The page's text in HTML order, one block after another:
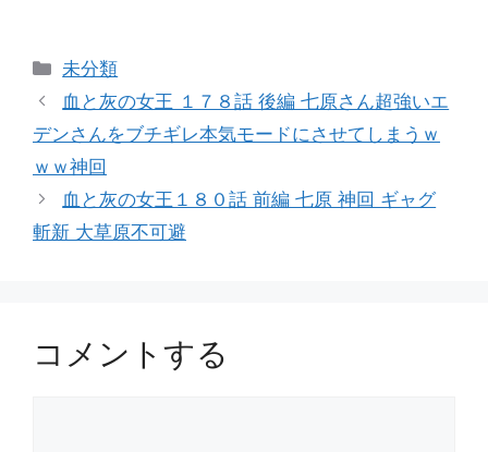
カ
テ
リ
ー
未分類
血と灰の女王 １７８話 後編 七原さん超強いエ
デンさんをブチギレ本気モードにさせてしまうｗ
ｗｗ神回
血と灰の女王１８０話 前編 七原 神回 ギャグ
斬新 大草原不可避
コメントする